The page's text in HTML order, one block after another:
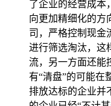
了企业的经营成本
向更加精细化的方
司，严格控制现金
进行筛选淘汰，这
流，另一方面还能
有“清盘”的可能在
排放达标的企业并